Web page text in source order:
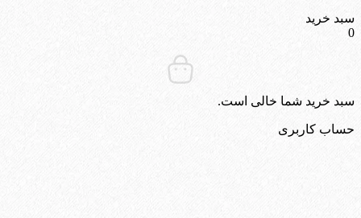
سبد خرید
0
سبد خرید شما خالی است.
حساب کاربری